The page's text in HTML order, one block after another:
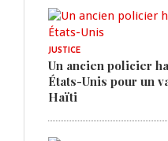
JUSTICE
Un ancien policier
États-Unis pour un
Haïti